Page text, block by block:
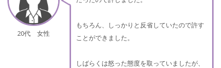
20代 女性
もちろん、しっかりと反省していたので許す
ことができました。
しばらくは怒った態度を取っていましたが、